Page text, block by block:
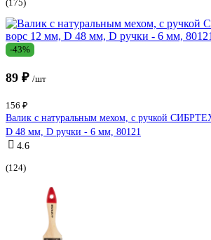
(175)
-43%
89 ₽ /шт
156 ₽
Валик с натуральным мехом, с ручкой
D 48 мм, D ручки - 6 мм, 80121
4.6
(124)